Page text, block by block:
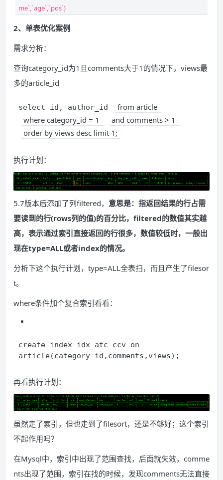
me`,`age`,`pos`)
2、单表优化案例
需求分析：
查询category_id为1且comments大于1的情况下，views最
多的article_id
select id, author_id
from article
where category_id = 1
and comments > 1
order by views desc limit 1;
执行计划：
5.7版本后添加了列filtered， 意思是：指返回结果的行占需
要读到的行(rows列的值)的百分比，filtered的数值其实越
高，表示通过索引直接返回的行很多，数值较低时，一般出
现在type=ALL或者index的情况。
分析下这个执行计划，type=ALL全表扫，而且产生了filesor
t。
where条件加个复合索引看看：
create index idx_atc_ccv on
article(category_id,comments,views);
再看执行计划：
虽然走了索引，但也走到了filesort，还是不够好；这个索引
不起作用吗？
在Mysql中，索引中出现了范围查找，后面就失效，comme
nts出现了范围，索引在找的时候，发现comments无法直接